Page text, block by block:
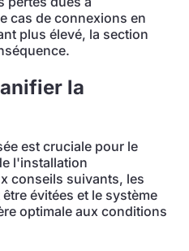
cas de connexions en
plus élevé, la section
la
est cruciale pour le
l'installation
conseils suivants, les
évitées et le système
optimale aux conditions